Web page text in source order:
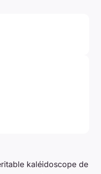
kaléidoscope de